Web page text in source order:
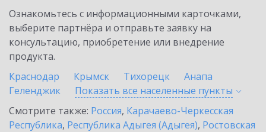
Ознакомьтесь с информационными карточками,
выберите партнёра и отправьте заявку на
консультацию, приобретение или внедрение
продукта.
Краснодар
Крымск Тихорецк
Анапа
Геленджик
Показать все населенные пункты
Смотрите также: Россия, Карачаево-Черкесская
Республика, Республика Адыгея (Адыгея), Ростовская